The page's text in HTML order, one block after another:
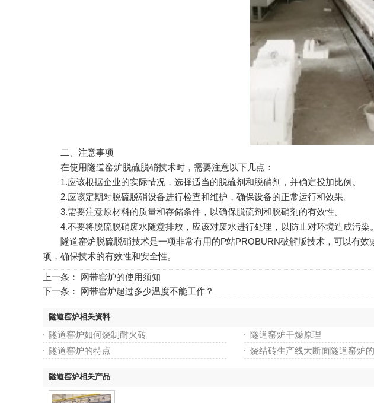
二、注意事项
在使用隧道窑炉脱硫脱硝技术时，需要注意以下几点：
1.应该根据企业的实际情况，选择适当的脱硫剂和脱硝剂，并确定投加比例。
2.应该定期对脱硫脱硝设备进行检查和维护，确保设备的正常运行和效果。
3.需要注意原材料的质量和存储条件，以确保脱硫剂和脱硝剂的有效性。
4.不要将脱硫脱硝废水随意排放，应该对废水进行处理，以防止对环境造成污染。
隧道窑炉脱硫脱硝技术是一项非常有用的P站PROBURN破解版技术，可以有效
项，确保技术的有效性和安全性。
上一条： 网带窑炉的使用须知
下一条： 网带窑炉超过多少温度不能工作？
隧道窑炉相关资料
隧道窑炉如何烧制耐火砖 隧道窑炉干燥原理
隧道窑炉的特点
烧结砖生产线大断面隧道窑炉
隧道窑炉相关产品